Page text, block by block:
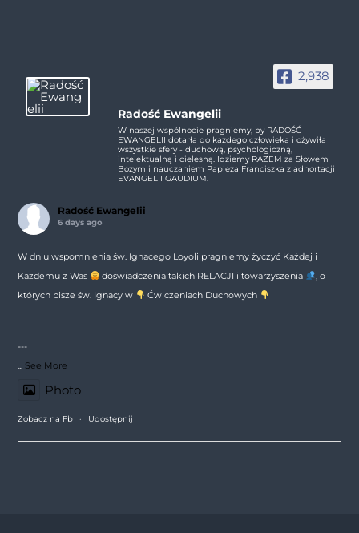
2,938
Radość Ewangelii
W naszej wspólnocie pragniemy, by RADOŚĆ
EWANGELII dotarła do każdego człowieka i ożywiła
wszystkie sfery - duchową, psychologiczną,
intelektualną i cielesną. Idziemy RAZEM za Słowem
Bożym i nauczaniem Papieża Franciszka z adhortacji
EVANGELII GAUDIUM.
Radość Ewangelii
6 days ago
W dniu wspomnienia św. Ignacego Loyoli pragniemy życzyć Każdej i
Każdemu z Was
doświadczenia takich RELACJI i towarzyszenia
, o
których pisze św. Ignacy w
Ćwiczeniach Duchowych
---
See More
Photo
Zobacz na Fb · Udostępnij